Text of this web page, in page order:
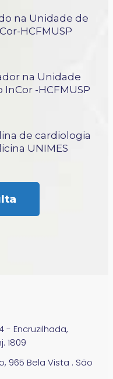
na Unidade de
HCFMUSP
na Unidade
-HCFMUSP
de cardiologia
UNIMES
- Encruzilhada,
1809
965 Bela Vista . São